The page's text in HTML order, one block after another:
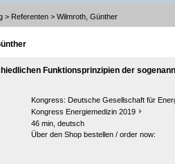
> Referenten > Wilmroth, Günther
Funktionsprinzipien der
Kongress: Deutsche Gesellschaft für
Kongress Energiemedizin 2019
46 min, deutsch
Über den Shop bestellen / order now: